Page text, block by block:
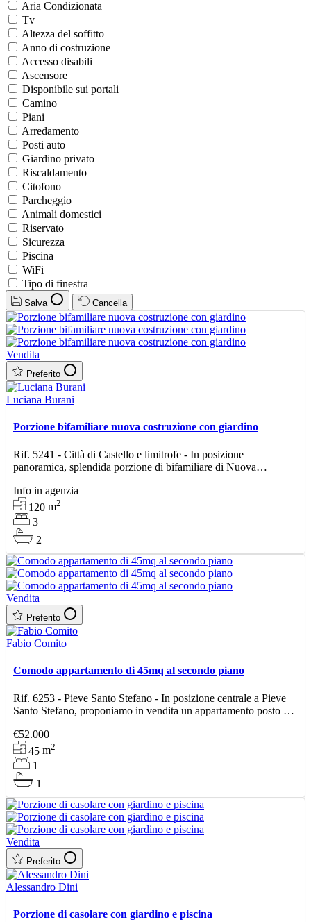
Aria Condizionata
Tv
Altezza del soffitto
Anno di costruzione
Accesso disabili
Ascensore
Disponibile sui portali
Camino
Piani
Arredamento
Posti auto
Giardino privato
Riscaldamento
Citofono
Parcheggio
Animali domestici
Riservato
Sicurezza
Piscina
WiFi
Tipo di finestra
Salva Cancella
Vendita
Preferito
Luciana Burani
Porzione bifamiliare nuova costruzione con giardino
Rif. 5241 - Città di Castello e limitrofe - In posizione
panoramica, splendida porzione di bifamiliare di Nuova
Info in agenzia
120m2
3
2
Vendita
Preferito
Fabio Comito
Comodo appartamento di 45mq al secondo piano
Rif. 6253 - Pieve Santo Stefano - In posizione centrale a Pieve
Santo Stefano, proponiamo in vendita un appartamento posto al
€52.000
45m2
1
1
Vendita
Preferito
Alessandro Dini
Porzione di casolare con giardino e piscina